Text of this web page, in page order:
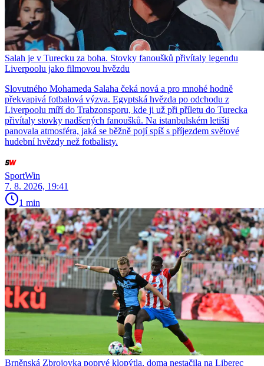
Salah je v Turecku za boha. Stovky fanoušků přivítaly legendu
Liverpoolu jako filmovou hvězdu
Slovutného Mohameda Salaha čeká nová a pro mnohé hodně
překvapivá fotbalová výzva. Egyptská hvězda po odchodu z
Liverpoolu míří do Trabzonsporu, kde ji už při příletu do Turecka
přivítaly stovky nadšených fanoušků. Na istanbulském letišti
panovala atmosféra, jaká se běžně pojí spíš s příjezdem světové
hudební hvězdy než fotbalisty.
SportWin
7. 8. 2026, 19:41
1 min
Brněnská Zbrojovka poprvé klopýtla, doma nestačila na Liberec